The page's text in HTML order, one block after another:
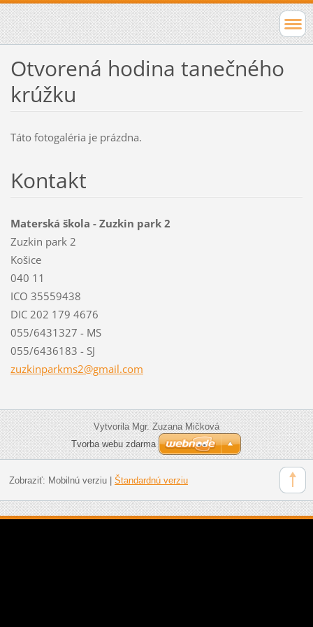
Otvorená hodina tanečného
krúžku
Táto fotogaléria je prázdna.
Kontakt
Materská škola - Zuzkin park 2
Zuzkin park 2
Košice
040 11
ICO 35559438
DIC 202 179 4676
055/6431327 - MS
055/6436183 - SJ
zuzkinparkms2@gmail.com
Vytvorila Mgr. Zuzana Mičková
Tvorba webu zdarma
Zobraziť: Mobilnú verziu| Štandardnú verziu